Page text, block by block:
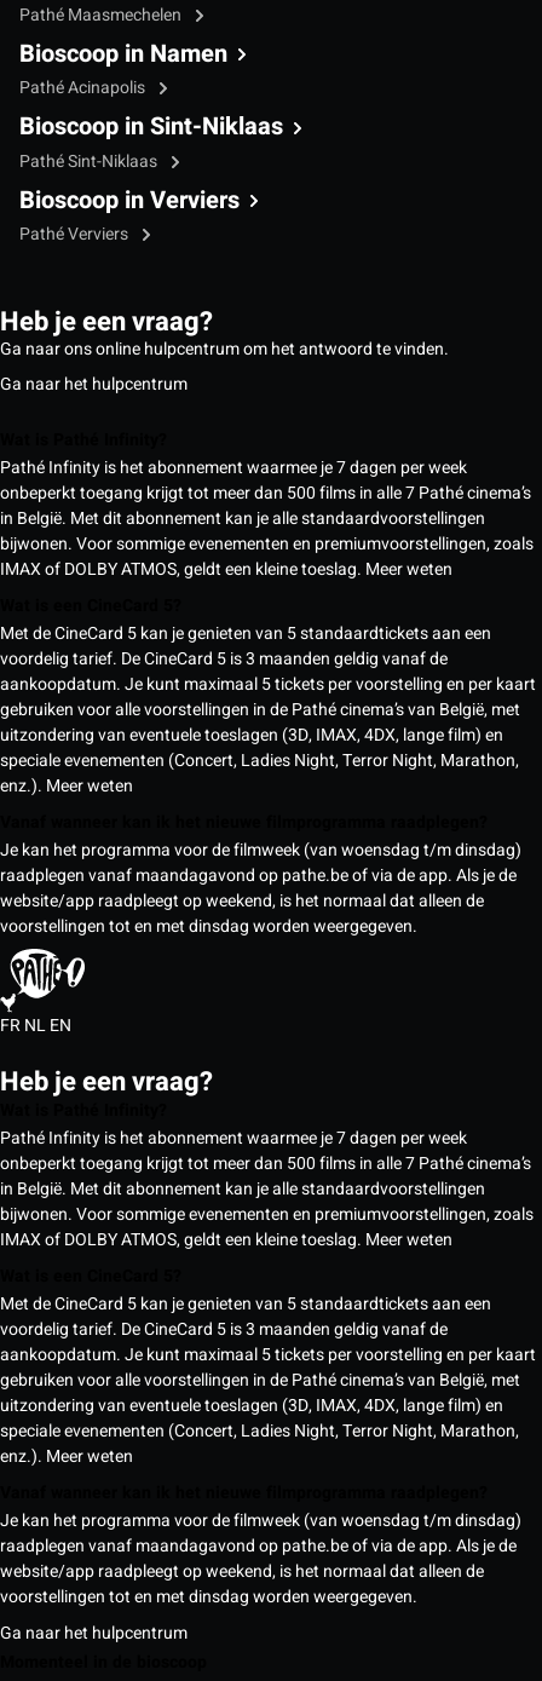
Pathé Maasmechelen
Bioscoop in Namen
Pathé Acinapolis
Bioscoop in Sint-Niklaas
Pathé Sint-Niklaas
Bioscoop in Verviers
Pathé Verviers
Heb je een vraag?
Ga naar ons online hulpcentrum om het antwoord te vinden.
Ga naar het hulpcentrum
Pathé Infinity is het abonnement waarmee je 7 dagen per week
onbeperkt toegang krijgt tot meer dan 500 films in alle 7 Pathé cinema’s
in België. Met dit abonnement kan je alle standaardvoorstellingen
bijwonen. Voor sommige evenementen en premiumvoorstellingen, zoals
IMAX of DOLBY ATMOS, geldt een kleine toeslag. Meer weten
Met de CineCard 5 kan je genieten van 5 standaardtickets aan een
voordelig tarief. De CineCard 5 is 3 maanden geldig vanaf de
aankoopdatum. Je kunt maximaal 5 tickets per voorstelling en per kaart
gebruiken voor alle voorstellingen in de Pathé cinema’s van België, met
uitzondering van eventuele toeslagen (3D, IMAX, 4DX, lange film) en
speciale evenementen (Concert, Ladies Night, Terror Night, Marathon,
enz.). Meer weten
Je kan het programma voor de filmweek (van woensdag t/m dinsdag)
raadplegen vanaf maandagavond op pathe.be of via de app. Als je de
website/app raadpleegt op weekend, is het normaal dat alleen de
voorstellingen tot en met dinsdag worden weergegeven.
FRNLEN
Heb je een vraag?
Pathé Infinity is het abonnement waarmee je 7 dagen per week
onbeperkt toegang krijgt tot meer dan 500 films in alle 7 Pathé cinema’s
in België. Met dit abonnement kan je alle standaardvoorstellingen
bijwonen. Voor sommige evenementen en premiumvoorstellingen, zoals
IMAX of DOLBY ATMOS, geldt een kleine toeslag. Meer weten
Met de CineCard 5 kan je genieten van 5 standaardtickets aan een
voordelig tarief. De CineCard 5 is 3 maanden geldig vanaf de
aankoopdatum. Je kunt maximaal 5 tickets per voorstelling en per kaart
gebruiken voor alle voorstellingen in de Pathé cinema’s van België, met
uitzondering van eventuele toeslagen (3D, IMAX, 4DX, lange film) en
speciale evenementen (Concert, Ladies Night, Terror Night, Marathon,
enz.). Meer weten
Je kan het programma voor de filmweek (van woensdag t/m dinsdag)
raadplegen vanaf maandagavond op pathe.be of via de app. Als je de
website/app raadpleegt op weekend, is het normaal dat alleen de
voorstellingen tot en met dinsdag worden weergegeven.
Ga naar het hulpcentrum